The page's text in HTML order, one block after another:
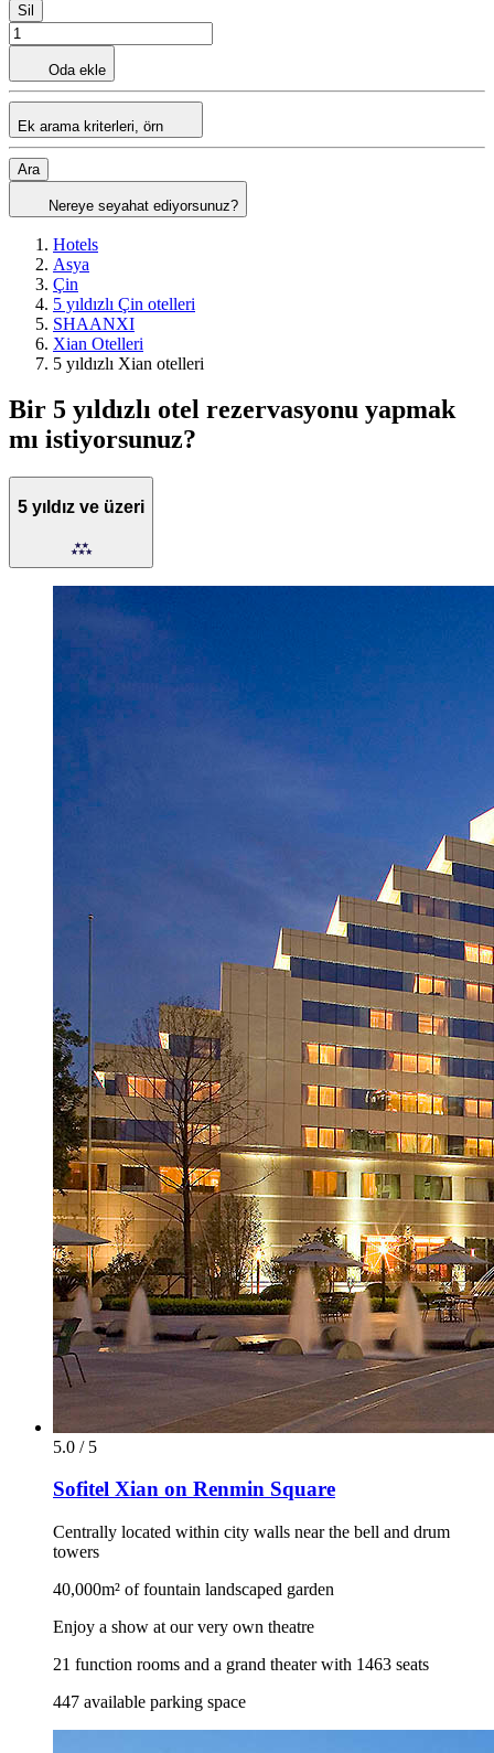
Sil
Oda ekle
Ek arama kriterleri, örn
Ara
Nereye seyahat ediyorsunuz?
Hotels
Asya
Çin
5 yıldızlı Çin otelleri
SHAANXI
Xian Otelleri
5 yıldızlı Xian otelleri
Bir 5 yıldızlı otel rezervasyonu yapmak
mı istiyorsunuz?
5 yıldız ve üzeri
5.0 / 5
Sofitel Xian on Renmin Square
Centrally located within city walls near the bell and drum
towers
40,000m² of fountain landscaped garden
Enjoy a show at our very own theatre
21 function rooms and a grand theater with 1463 seats
447 available parking space